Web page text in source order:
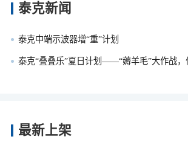
泰克新闻
泰克中端示波器增“重”计划
泰克“叠叠乐”夏日计划——“薅羊毛”大作战，
最新上架